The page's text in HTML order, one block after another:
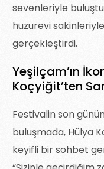
sevenleriyle
huzurevi
gerçekleştirdi.
Yeşilçam’ın
Koçyiğit’ten
Festivalin son
buluşmada, Hülya
keyifli bir sohbet